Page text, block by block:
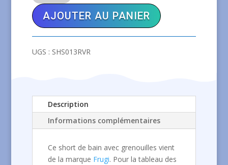
FRUGI
Short
de
avec
AJOUTER AU PANIER
UGS : SHS013RVR
Description
Informations complémentaires
Ce short de bain avec grenouilles vient
de la marque Frugi. Pour la tableau des